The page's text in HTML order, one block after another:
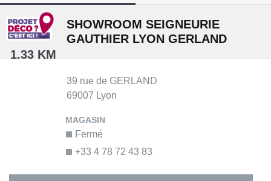
1.33 KM
SHOWROOM SEIGNEURIE
GAUTHIER LYON GERLAND
39 rue de GERLAND
69007 Lyon
+33 4 78 72 43 83
Fermé